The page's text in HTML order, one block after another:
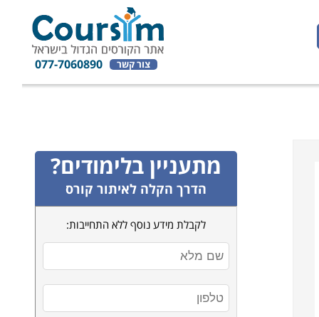
צור קשר 077-7060890
מתעניין בלימודים?
הדרך הקלה לאיתור קורס
לקבלת מידע נוסף ללא התחייבות: